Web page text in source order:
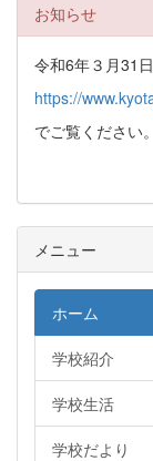
お知らせ
令和6年３月31
https://
でご覧ください。
メニュー
ホーム
学校紹介
学校生活
学校だより